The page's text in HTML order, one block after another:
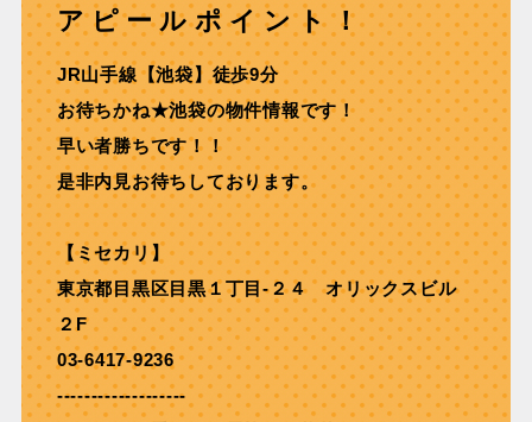
アピールポイント！
JR⼭⼿線【池袋】徒歩9分
お待ちかね★池袋の物件情報です！
早い者勝ちです！！
是非内見お待ちしております。
【ミセカリ】
東京都目黒区目黒１丁目-２４ オリックスビル
２F
03-6417-9236
-------------------